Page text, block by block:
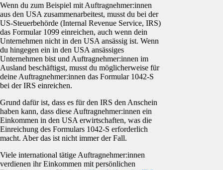
Wenn du zum Beispiel mit Auftragnehmer:innen
aus den USA zusammenarbeitest, musst du bei der
US-Steuerbehörde (Internal Revenue Service, IRS)
das Formular 1099 einreichen, auch wenn dein
Unternehmen nicht in den USA ansässig ist. Wenn
du hingegen ein in den USA ansässiges
Unternehmen bist und Auftragnehmer:innen im
Ausland beschäftigst, musst du möglicherweise für
deine Auftragnehmer:innen das Formular 1042-S
bei der IRS einreichen.
Grund dafür ist, dass es für den IRS den Anschein
haben kann, dass diese Auftragnehmer:innen ein
Einkommen in den USA erwirtschaften, was die
Einreichung des Formulars 1042-S erforderlich
macht. Aber das ist nicht immer der Fall.
Viele international tätige Auftragnehmer:innen
verdienen ihr Einkommen mit persönlichen